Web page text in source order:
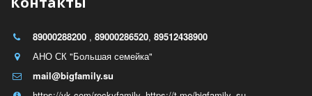
89000288200 , 89000286520, 89512438900
АНО СК "Большая семейка"
mail@bigfamily.su